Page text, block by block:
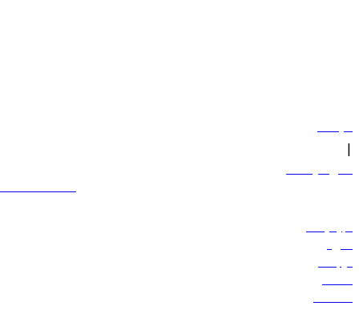
سياساتنا
|
الشروط والأحكام
600 544 445
حجز الرحلات
العروض
الوجهات
الأمتعة
المساعدة